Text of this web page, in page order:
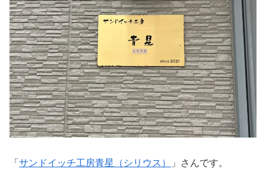
「 サンドイッチ工房青星（シリウス） 」さんです。